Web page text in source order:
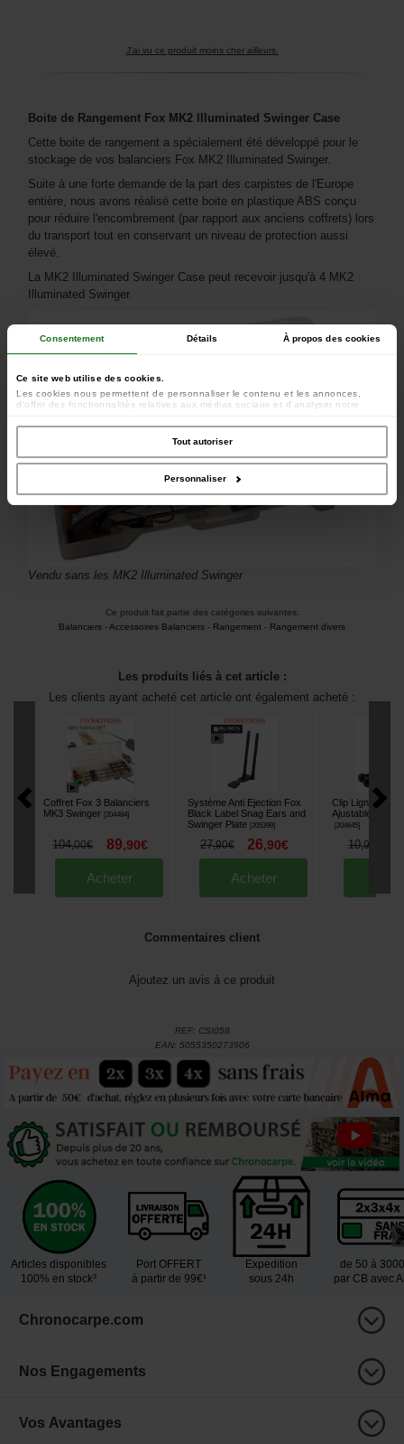
Consentement Détails À propos des cookies
Ce site web utilise des cookies.
Les cookies nous permettent de personnaliser le contenu et les annonces,
d'offrir des fonctionnalités relatives aux médias sociaux et d'analyser notre
avec nos partenaires de médias sociaux, de publicité et d'analyse, qui peuvent
combiner celles-ci avec d'autres informations que vous leur avez fournies ou
qu'ils ont collectées lors de votre utilisation de leurs services.
Tout autoriser
Personnaliser
J'ai vu ce produit moins cher ailleurs.
Boite de Rangement Fox MK2 Illuminated Swinger Case
Cette boite de rangement a spécialement été développé pour le
stockage de vos balanciers Fox MK2 Illuminated Swinger.
Suite à une forte demande de la part des carpistes de l'Europe
entière, nous avons réalisé cette boite en plastique ABS conçu
pour réduire l'encombrement (par rapport aux anciens coffrets) lors
du transport tout en conservant un niveau de protection aussi
élevé.
La MK2 Illuminated Swinger Case peut recevoir jusqu'à 4 MK2
Illuminated Swinger.
Vendu sans les MK2 Illuminated Swinger
Ce produit fait partie des catégories suivantes:
Balanciers -Accessoires Balanciers - Rangement - Rangement divers
Les produits liés à cet article :
Les clients ayant acheté cet article ont également acheté :
Coffret Fox 3 Balanciers
MK3 Swinger [204484]
104,00€ 89,90€
Acheter
Système Anti Ejection Fox
Black Label Snag Ears and
Swinger Plate [205399]
27,90€ 26,90€
Acheter
Clip Ligne Fox
Ajustable Rod
[204645]
10,90
Commentaires client
Ajoutez un avis à ce produit
REF: CSI058
EAN: 5055350273906
Articles disponibles
100% en stock³
Port OFFERT
à partir de 99€¹
Expedition
sous 24h
de 50 à
par CB avec
Chronocarpe.com
Nos Engagements
Vos Avantages